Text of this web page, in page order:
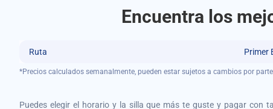
Encuentra los
Ruta Primer
*Precios calculados semanalmente, pueden estar sujetos a cambios por
Puedes elegir el horario y la silla que más te guste y pagar